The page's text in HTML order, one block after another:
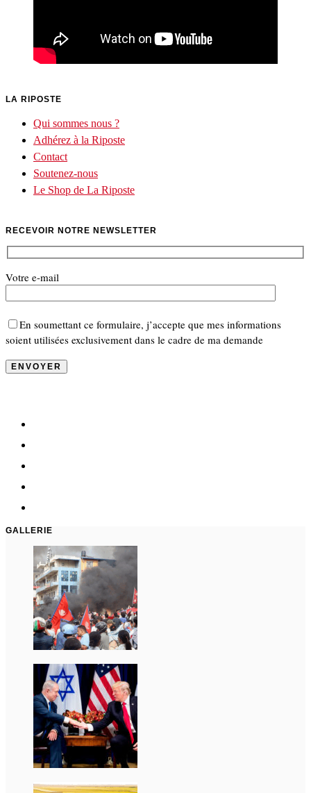
LA RIPOSTE
Qui sommes nous ?
Adhérez à la Riposte
Contact
Soutenez-nous
Le Shop de La Riposte
RECEVOIR NOTRE NEWSLETTER
Votre e-mail
En soumettant ce formulaire, j’accepte que mes informations
soient utilisées exclusivement dans le cadre de ma demande
GALLERIE